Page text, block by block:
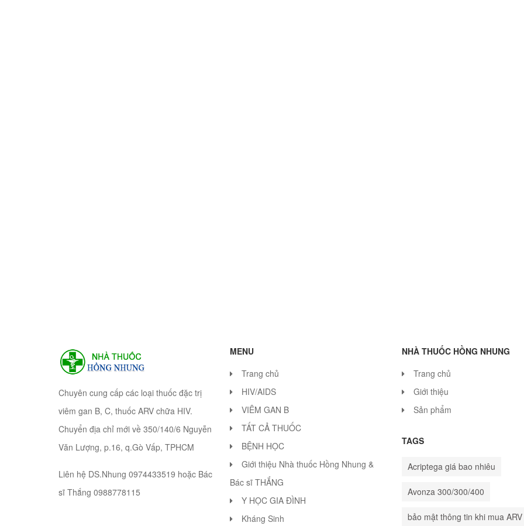
Chuyên cung cấp các loại thuốc đặc trị
viêm gan B, C, thuốc ARV chữa HIV.
Chuyển địa chỉ mới về 350/140/6 Nguyễn
Văn Lượng, p.16, q.Gò Vấp, TPHCM
Liên hệ DS.Nhung 0974433519 hoặc Bác
sĩ Thắng 0988778115
MENU
Trang chủ
HIV/AIDS
VIÊM GAN B
TẤT CẢ THUỐC
BỆNH HỌC
Giới thiệu Nhà thuốc Hồng Nhung &
Bác sĩ THẮNG
Y HỌC GIA ĐÌNH
Kháng Sinh
NHÀ THUỐC HỒNG NHUNG
Trang chủ
Giới thiệu
Sản phẩm
TAGS
Acriptega giá bao nhiêu
Avonza 300/300/400
bảo mật thông tin khi mua ARV